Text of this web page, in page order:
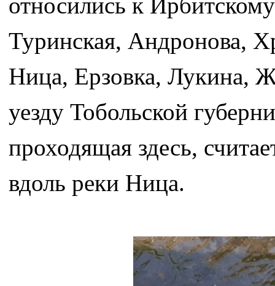
относились к
Туринская, Андронова,
Ница, Ерзовка, Лукина,
уезду Тобольской
проходящая здесь,
вдоль реки Ница.